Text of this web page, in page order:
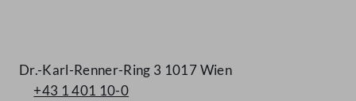
Dr.-Karl-Renner-Ring 3 1017 Wien
+43 1 401 10-0